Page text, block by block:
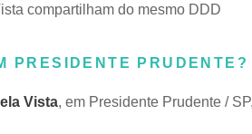
compartilham do mesmo DDD
PRESIDENTE PRUDENTE?
Vista, em Presidente Prudente /